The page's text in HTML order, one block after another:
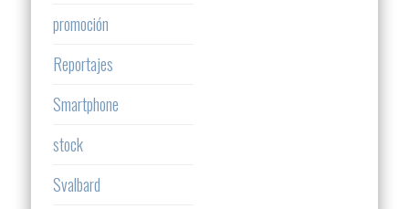
promoción
Reportajes
Smartphone
stock
Svalbard